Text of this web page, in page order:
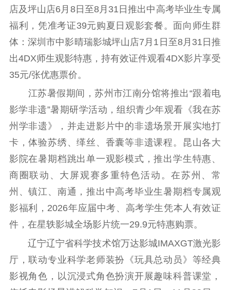
店及坪山店6月8日至8月31日推出中高考毕业生专属
福利，凭准考证39元购夏日观影套餐。面向师生群
体：深圳市中影晴瑞影城坪山店7月1日至8月31日推
出4DX师生观影特惠，持有效证件观看4DX影片享受
35元/张优惠票价。
江苏暑假期间，苏州市江南分馆将推出“跟着电
影学非遗”暑期研学活动，组织青少年观看《我在苏
州学非遗》，并走进影片中的非遗场景开展实地打
卡，体验苏绣、缂丝、香囊等非遗课程。昆山各大
影院在暑期档跳出单一观影模式，推出学生特惠、
商圈联动、大屏观赛多重特色活动。在苏州、常
州、镇江、南通，推出中高考毕业生暑期档专属观
影福利，2026年应届中考、高考学生凭本人有效证
件，在星轶影城全场影片统一29.9元特惠购票。
辽宁辽宁省科学技术馆万达影城IMAXGT激光影
厅，联动专业科学老师装扮《玩具总动员》等经典
影视角色，以沉浸式角色扮演开展趣味科普课堂，